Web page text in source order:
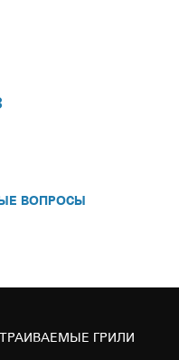
ВОПРОСЫ
ГРИЛИ